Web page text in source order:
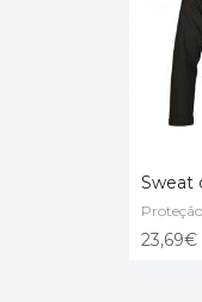
Sweat
23,69€